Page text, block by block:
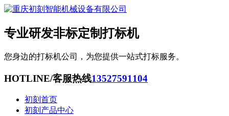
专业研发非标定制打标机
您身边的打标机公司，为您提供一站式打标服务。
HOTLINE/客服热线13527591104
初刻首页
初刻产品中心